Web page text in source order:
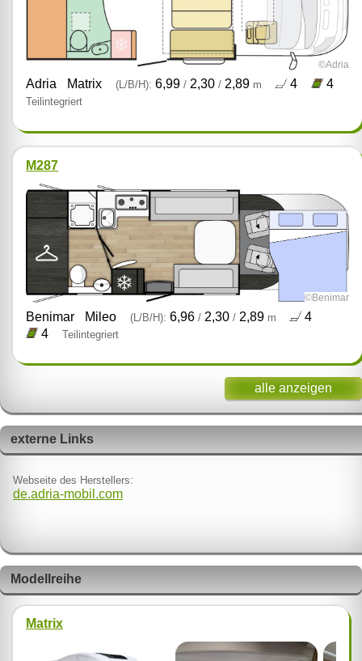
©Adria
Adria Matrix (L/B/H): 6,99 /2,30 /2,89 m 4 4
Teilintegriert
M287
©Benimar
Benimar Mileo (L/B/H): 6,96 /2,30 /2,89 m
4
4
Teilintegriert
alle anzeigen
externe Links
Webseite des Herstellers:
de.adria-mobil.com
Modellreihe
Matrix